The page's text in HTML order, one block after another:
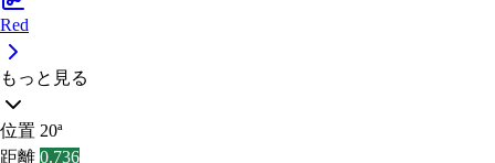
Red
もっと見る
位置 20ª
距離 0.736